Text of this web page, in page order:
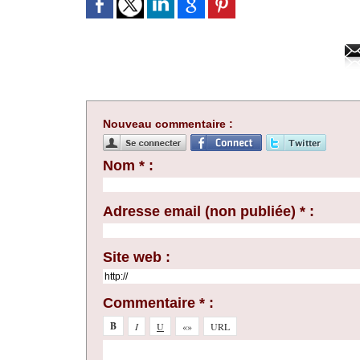
Nouveau commentaire :
Nom * :
Adresse email (non publiée) * :
Site web :
Commentaire * :